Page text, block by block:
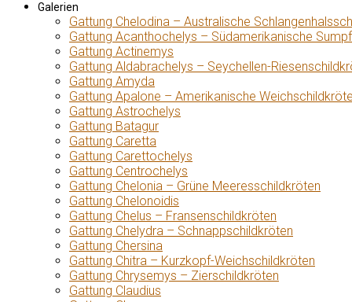
Galerien
Gattung Chelodina – Australische
Gattung Acanthochelys – Südamerikanische
Gattung Actinemys
Gattung Aldabrachelys – Seychellen-
Gattung Amyda
Gattung Apalone – Amerikanische
Gattung Astrochelys
Gattung Batagur
Gattung Caretta
Gattung Carettochelys
Gattung Centrochelys
Gattung Chelonia – Grüne Meeresschildkröten
Gattung Chelonoidis
Gattung Chelus – Fransenschildkröten
Gattung Chelydra – Schnappschildkröten
Gattung Chersina
Gattung Chitra – Kurzkopf-Weichschildkröten
Gattung Chrysemys – Zierschildkröten
Gattung Claudius